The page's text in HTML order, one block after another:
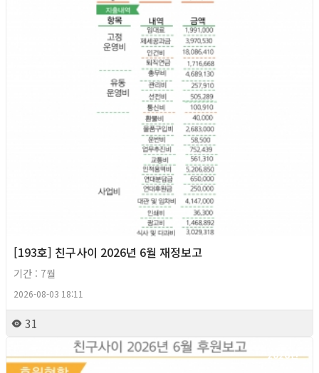
[193호] 친구사이 2026년 6월 재정보고
기간 : 7월
2026-08-03 18:11
31
2026년